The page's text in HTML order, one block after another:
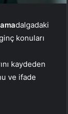
dalgadaki
konuları
kaydeden
ve ifade